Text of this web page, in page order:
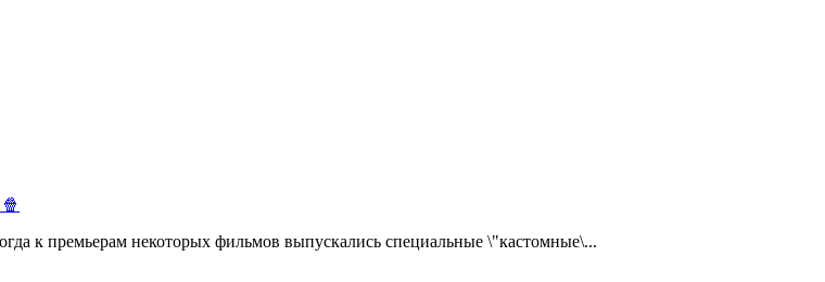
к премьерам некоторых фильмов выпускались специальные \"кастомные\...